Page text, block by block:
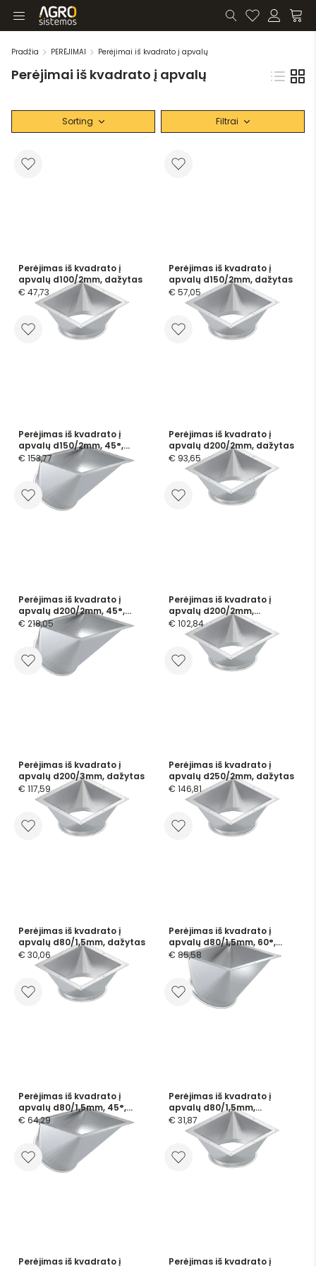
Pradžia PERĖJIMAI Perėjimai iš kvadrato į apvalų
Perėjimai iš kvadrato į apvalų
Sorting Filtrai
Perėjimas iš kvadrato į
apvalų d100/2mm, dažytas
€ 47,73
Perėjimas iš kvadrato į
apvalų d150/2mm, dažytas
€ 57,05
Perėjimas iš kvadrato į
apvalų d150/2mm, 45°,
dažytas
€ 153,77
Perėjimas iš kvadrato į
apvalų d200/2mm, dažytas
€ 93,65
Perėjimas iš kvadrato į
apvalų d200/2mm, 45°,
dažytas
€ 218,05
Perėjimas iš kvadrato į
apvalų d200/2mm,
cinkuotas
€ 102,84
Perėjimas iš kvadrato į
apvalų d200/3mm, dažytas
€ 117,59
Perėjimas iš kvadrato į
apvalų d250/2mm, dažytas
€ 146,81
Perėjimas iš kvadrato į
apvalų d80/1,5mm, dažytas
€ 30,06
Perėjimas iš kvadrato į
apvalų d80/1,5mm, 60°,
dažytas
€ 85,58
Perėjimas iš kvadrato į
apvalų d80/1,5mm, 45°,
dažytas
€ 64,29
Perėjimas iš kvadrato į
apvalų d80/1,5mm,
cinkuotas
€ 31,87
Perėjimas iš kvadrato į
Perėjimas iš kvadrato į